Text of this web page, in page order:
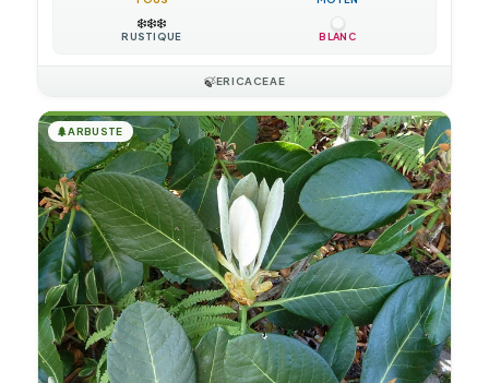
❄️❄️❄️
RUSTIQUE BLANC
🍃ERICACEAE
🌲ARBUSTE